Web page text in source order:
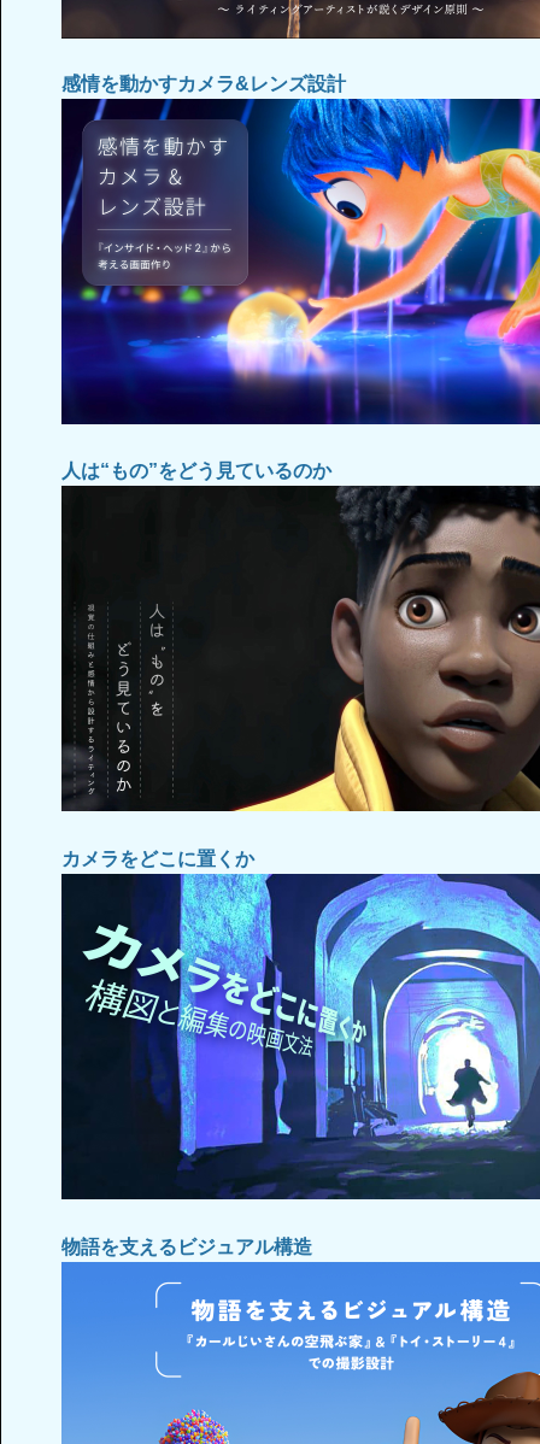
感情を動かすカメラ&レンズ設計
人は“もの”をどう見ているのか
カメラをどこに置くか
物語を支えるビジュアル構造